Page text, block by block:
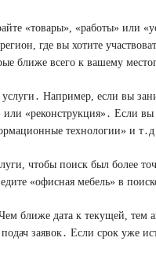
«товары», «работы» или
где вы хотите
ближе всего к вашему
Например, если вы
или «реконструкция»․ Если вы
технологии» и
чтобы поиск был более
«офисная мебель» в
ближе дата к текущей, тем
заявок․ Если срок уже